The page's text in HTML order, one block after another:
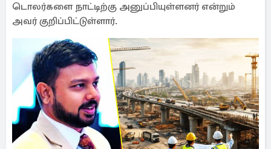
டொலர்களை நாட்டிற்கு அனுப்பியுள்ளனர் என்றும்
அவர் குறிப்பிட்டுள்ளார்.